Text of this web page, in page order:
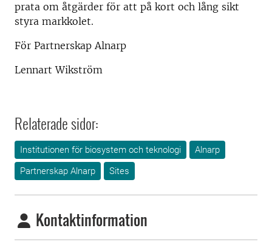
prata om åtgärder för att på kort och lång sikt
styra markkolet.
För Partnerskap Alnarp
Lennart Wikström
Relaterade sidor:
Institutionen för biosystem och teknologi
Alnarp
Partnerskap Alnarp
Sites
Kontaktinformation